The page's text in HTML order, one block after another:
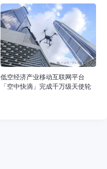
低空经济产业移动互联网平台
「空中快滴」完成千万级天使轮